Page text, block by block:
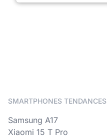
SMARTPHONES TENDANCES
Samsung A17
Xiaomi 15 T Pro